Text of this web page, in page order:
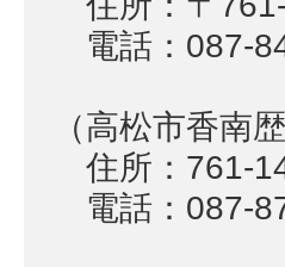
電話：087-
（高松市香南
住所：761-
電話：087-